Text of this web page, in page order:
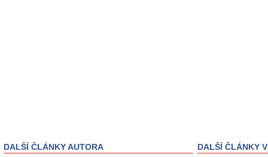
DALŠÍ ČLÁNKY AUTORA DALŠÍ ČLÁNKY